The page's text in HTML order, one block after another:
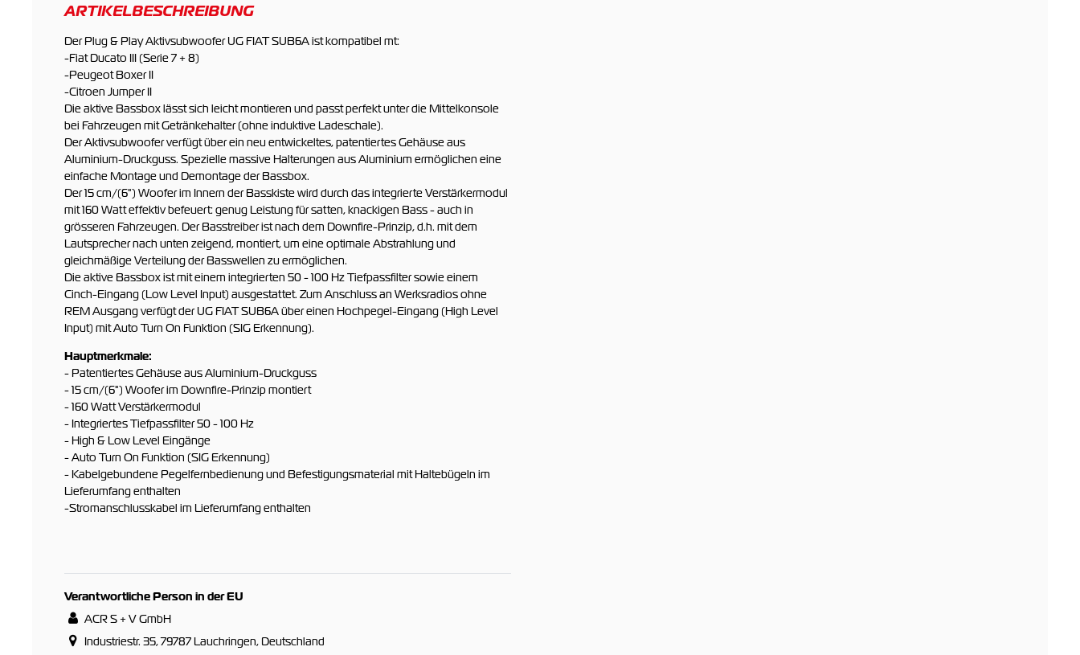
ARTIKELBESCHREIBUNG
Der Plug & Play Aktivsubwoofer UG FIAT SUB6A ist kompatibel mt:
-Fiat Ducato III (Serie 7 + 8)
-Peugeot Boxer II
-Citroen Jumper II
Die aktive Bassbox lässt sich leicht montieren und passt perfekt unter die Mittelkonsole
bei Fahrzeugen mit Getränkehalter (ohne induktive Ladeschale).
Der Aktivsubwoofer verfügt über ein neu entwickeltes, patentiertes Gehäuse aus
Aluminium-Druckguss. Spezielle massive Halterungen aus Aluminium ermöglichen eine
einfache Montage und Demontage der Bassbox.
Der 15 cm/(6") Woofer im Innern der Basskiste wird durch das integrierte Verstärkermodul
mit 160 Watt effektiv befeuert: genug Leistung für satten, knackigen Bass - auch in
grösseren Fahrzeugen. Der Basstreiber ist nach dem Downfire-Prinzip, d.h. mit dem
Lautsprecher nach unten zeigend, montiert, um eine optimale Abstrahlung und
gleichmäßige Verteilung der Basswellen zu ermöglichen.
Die aktive Bassbox ist mit einem integrierten 50 - 100 Hz Tiefpassfilter sowie einem
Cinch-Eingang (Low Level Input) ausgestattet. Zum Anschluss an Werksradios ohne
REM Ausgang verfügt der UG FIAT SUB6A über einen Hochpegel-Eingang (High Level
Input) mit Auto Turn On Funktion (SIG Erkennung).
Hauptmerkmale:
- Patentiertes Gehäuse aus Aluminium-Druckguss
- 15 cm/(6") Woofer im Downfire-Prinzip montiert
- 160 Watt Verstärkermodul
- Integriertes Tiefpassfilter 50 - 100 Hz
- High & Low Level Eingänge
- Auto Turn On Funktion (SIG Erkennung)
- Kabelgebundene Pegelfernbedienung und Befestigungsmaterial mit Haltebügeln im
Lieferumfang enthalten
-Stromanschlusskabel im Lieferumfang enthalten
Verantwortliche Person in der EU
ACR S + V GmbH
Industriestr. 35, 79787 Lauchringen, Deutschland